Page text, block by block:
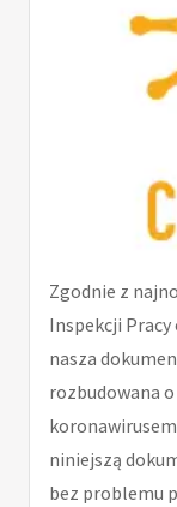
Zgodnie z
Inspekcji
nasza
rozbudowana
koronawirusem
niniejszą
bez problemu